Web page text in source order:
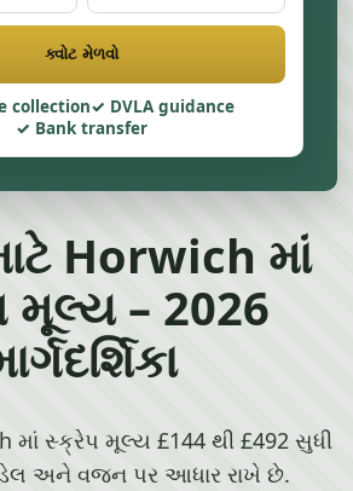
ક્વોટ મેળવો
collection
DVLA guidance
Bank transfer
Horwich માં
મૂલ્ય – 2026
માં સ્ક્રેપ મૂલ્ય £144 થી £492 સુધી
અને વજન પર આધાર રાખે છે.